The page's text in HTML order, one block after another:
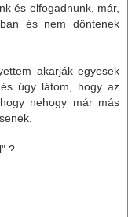
és elfogadnunk, már,
és nem döntenek
akarják egyesek
úgy látom, hogy az
nehogy már más
?